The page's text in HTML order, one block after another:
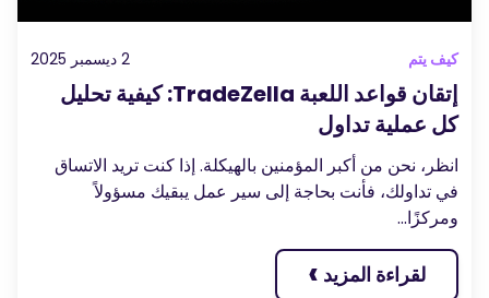
كيف يتم 2 ديسمبر 2025
إتقان قواعد اللعبة TradeZella: كيفية تحليل
كل عملية تداول
انظر، نحن من أكبر المؤمنين بالهيكلة. إذا كنت تريد الاتساق
في تداولك، فأنت بحاجة إلى سير عمل يبقيك مسؤولاً
ومركزًا...
لقراءة المزيد ›